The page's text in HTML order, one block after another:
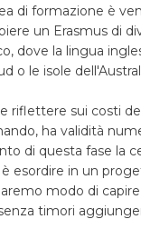
di formazione è
un Erasmus di
dove la lingua
o le isole
riflettere sui costi
ha validità
di questa fase la
esordire in un
modo di
timori